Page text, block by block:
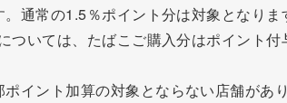
通常の1.5％ポイント分は対象となりま
ついては、たばこご購入分はポイント付
イント加算の対象とならない店舗があ